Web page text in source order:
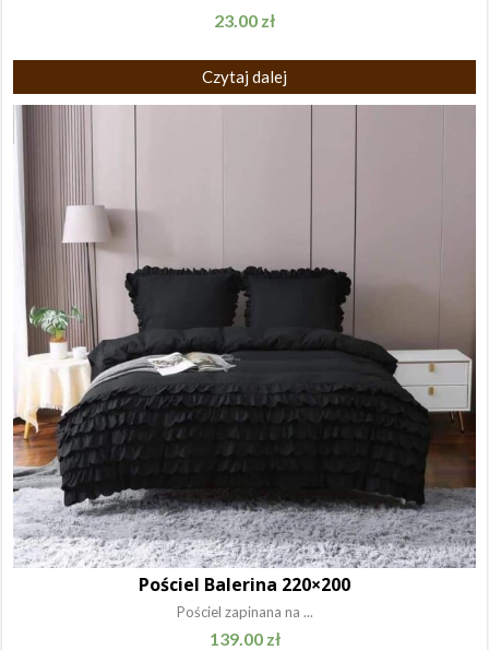
23.00 zł
Czytaj dalej
Pościel Balerina 220×200
Pościel zapinana na ...
139.00 zł